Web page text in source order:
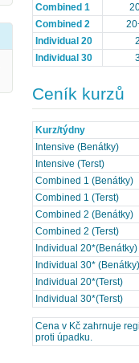
Combined 1
Combined 2
Individual 20
Individual 30
Ceník kurzů
Kurz/týdny
Intensive (Benátky)
Intensive (Terst)
Combined 1 (Benátky)
Combined 1 (Terst)
Combined 2 (Benátky)
Combined 2 (Terst)
Individual 20*(Benátky)
Individual 30* (Benátky)
Individual 20*(Terst)
Individual 30*(Terst)
Cena v Kč zahrnuje
proti úpadku.